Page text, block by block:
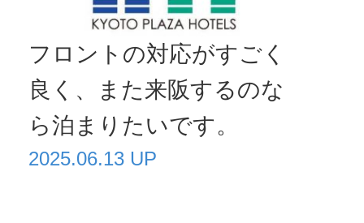
フロントの対応がすごく
良く、また来阪するのな
ら泊まりたいです。
2025.06.13 UP